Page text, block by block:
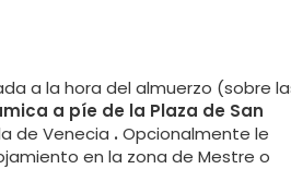
a la hora del almuerzo (sobre
a píe de la Plaza de San
de Venecia . Opcionalmente le
en la zona de Mestre o